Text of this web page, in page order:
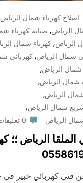
اصلاح كهرباء شمال الرياض
الرياض, صيانة كهرباء
الرياض, كهرباء شمال
شمال الرياض, كهربائي
الرياض,
شمال الرياض,
الرياض,
شمال الرياض,
الرياض 0 تعليقات
الرياض ؛؛
كهربائي خبير في